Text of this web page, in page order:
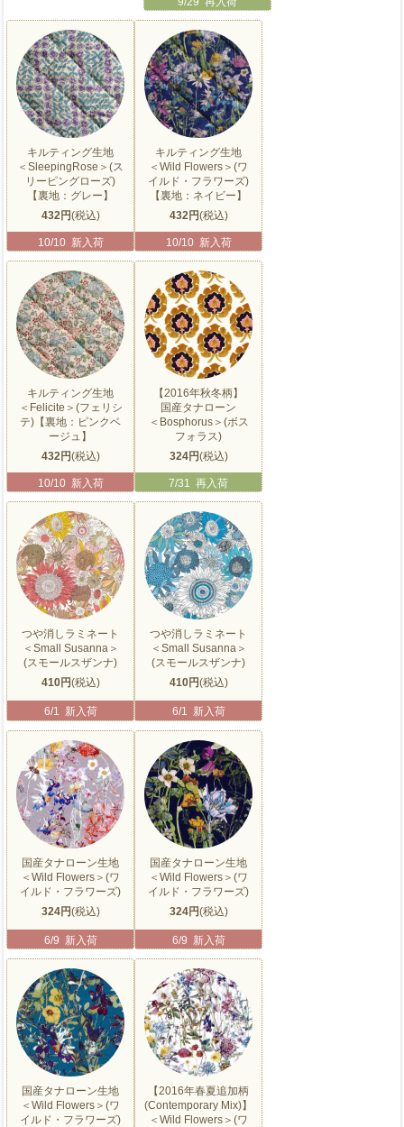
キルティング生地
＜SleepingRose＞(ス
リーピングローズ)
【裏地：グレー】
432円(税込)
10/10 新入荷
キルティング生地
＜Wild Flowers＞(ワ
イルド・フラワーズ)
【裏地：ネイビー】
432円(税込)
10/10 新入荷
キルティング生地
＜Felicite＞(フェリシ
テ)【裏地：ピンクベ
ージュ】
432円(税込)
10/10 新入荷
【2016年秋冬柄】
国産タナローン
＜Bosphorus＞(ボス
フォラス)
324円(税込)
7/31 再入荷
つや消しラミネート
＜Small Susanna＞
(スモールスザンナ)
410円(税込)
6/1 新入荷
つや消しラミネート
＜Small Susanna＞
(スモールスザンナ)
410円(税込)
6/1 新入荷
国産タナローン生地
＜Wild Flowers＞(ワ
イルド・フラワーズ)
324円(税込)
6/9 新入荷
国産タナローン生地
＜Wild Flowers＞(ワ
イルド・フラワーズ)
324円(税込)
6/9 新入荷
国産タナローン生地
＜Wild Flowers＞(ワ
イルド・フラワーズ)
【2016年春夏追加柄
(Contemporary Mix)】
＜Wild Flowers＞(ワ